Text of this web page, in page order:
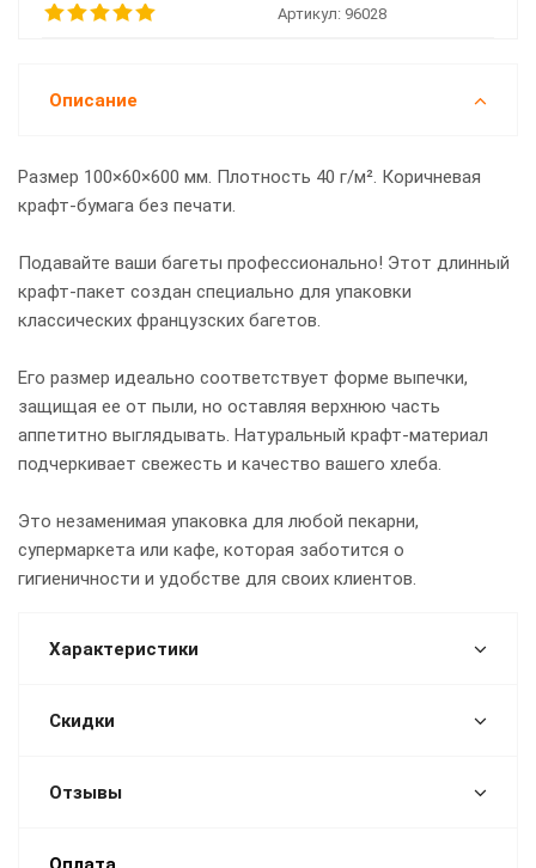
Артикул: 96028
Описание
Размер 100×60×600 мм. Плотность 40 г/м². Коричневая
крафт-бумага без печати.
Подавайте ваши багеты профессионально! Этот длинный
крафт-пакет создан специально для упаковки
классических французских багетов.
Его размер идеально соответствует форме выпечки,
защищая ее от пыли, но оставляя верхнюю часть
аппетитно выглядывать. Натуральный крафт-материал
подчеркивает свежесть и качество вашего хлеба.
Это незаменимая упаковка для любой пекарни,
супермаркета или кафе, которая заботится о
гигиеничности и удобстве для своих клиентов.
Характеристики
Скидки
Отзывы